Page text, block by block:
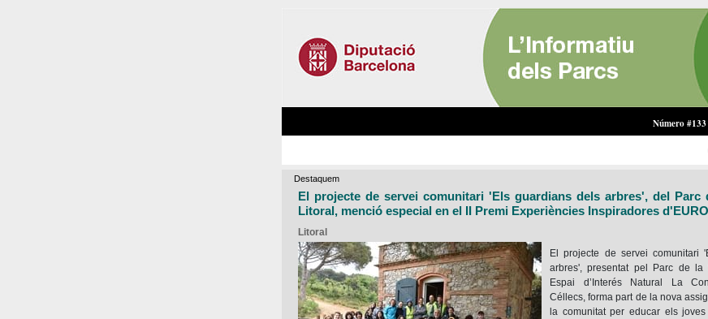
Número
Destaquem
El projecte de servei comunitari 'Els guardians dels arbres', del Parc
Litoral, menció especial en el II Premi Experiències Inspiradores
Litoral
El projecte de servei comunitari
arbres', presentat pel Parc de la
Espai d’Interés Natural La
Céllecs, forma part de la nova
la comunitat per educar els